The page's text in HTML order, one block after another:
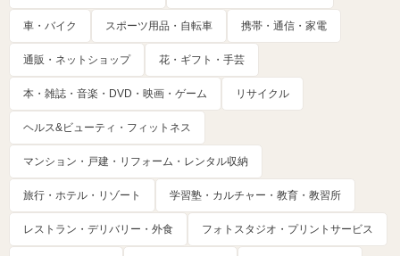
車・バイク スポーツ用品・自転車 携帯・通信・家電
通販・ネットショップ 花・ギフト・手芸
本・雑誌・音楽・DVD・映画・ゲーム リサイクル
ヘルス&ビューティ・フィットネス
マンション・戸建・リフォーム・レンタル収納
旅行・ホテル・リゾート 学習塾・カルチャー・教育・教習所
レストラン・デリバリー・外食 フォトスタジオ・プリントサービス